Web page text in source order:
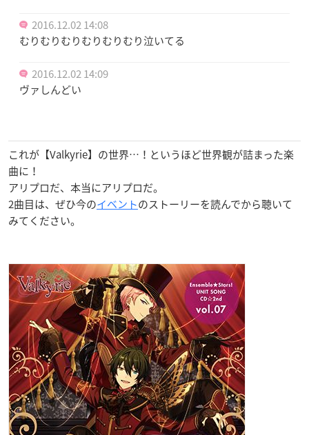
2016.12.02 14:08
むりむりむりむりむりむり泣いてる
2016.12.02 14:09
ヴァしんどい
これが【Valkyrie】の世界…！というほど世界観が詰まった楽
曲に！
アリプロだ、本当にアリプロだ。
2曲目は、ぜひ今のイベントのストーリーを読んでから聴いて
みてください。